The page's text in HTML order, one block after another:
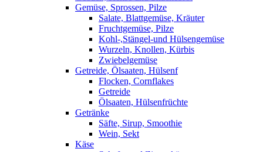
Gemüse, Sprossen, Pilze
Salate, Blattgemüse, Kräuter
Fruchtgemüse, Pilze
Kohl-,Stängel-und Hülsengemüse
Wurzeln, Knollen, Kürbis
Zwiebelgemüse
Getreide, Ölsaaten, Hülsenf
Flocken, Cornflakes
Getreide
Ölsaaten, Hülsenfrüchte
Getränke
Säfte, Sirup, Smoothie
Wein, Sekt
Käse